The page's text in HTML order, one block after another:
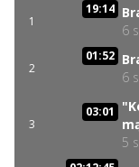
1
19:14
6
2
01:52
6
3
03:01
5